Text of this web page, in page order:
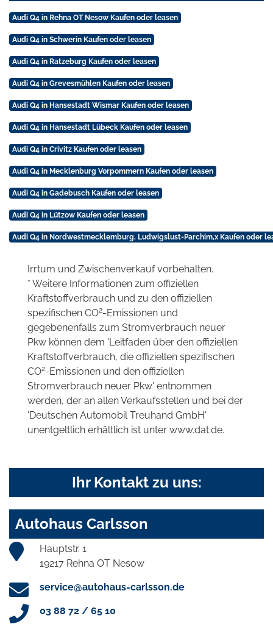
Audi Q4 in Rehna OT Nesow Kaufen oder leasen
Audi Q4 in Schwerin Kaufen oder leasen
Audi Q4 in Ratzeburg Kaufen oder leasen
Audi Q4 in Grevesmühlen Kaufen oder leasen
Audi Q4 in Hansestadt Wismar Kaufen oder leasen
Audi Q4 in Hansestadt Lübeck Kaufen oder leasen
Audi Q4 in Crivitz Kaufen oder leasen
Audi Q4 in Mecklenburg Vorpommern Kaufen oder leasen
Audi Q4 in Gadebusch Kaufen oder leasen
Audi Q4 in Lützow Kaufen oder leasen
Audi Q4 in Nordwestmecklemburg, Ludwigslust-Parchim,x Kaufen oder
Irrtum und Zwischenverkauf vorbehalten.
* Weitere Informationen zum offiziellen
Kraftstoffverbrauch und zu den offiziellen
spezifischen CO2-Emissionen und
gegebenenfalls zum Stromverbrauch neuer
Pkw können dem 'Leitfaden über den offiziellen
Kraftstoffverbrauch, die offiziellen spezifischen
CO2-Emissionen und den offiziellen
Stromverbrauch neuer Pkw' entnommen
werden, der an allen Verkaufsstellen und bei der
'Deutschen Automobil Treuhand GmbH'
unentgeltlich erhältlich ist unter www.dat.de.
Ihr Kontakt zu uns:
Autohaus Carlsson
Hauptstr. 1
19217 Rehna OT Nesow
service@autohaus-carlsson.de
03 88 72 / 65 10